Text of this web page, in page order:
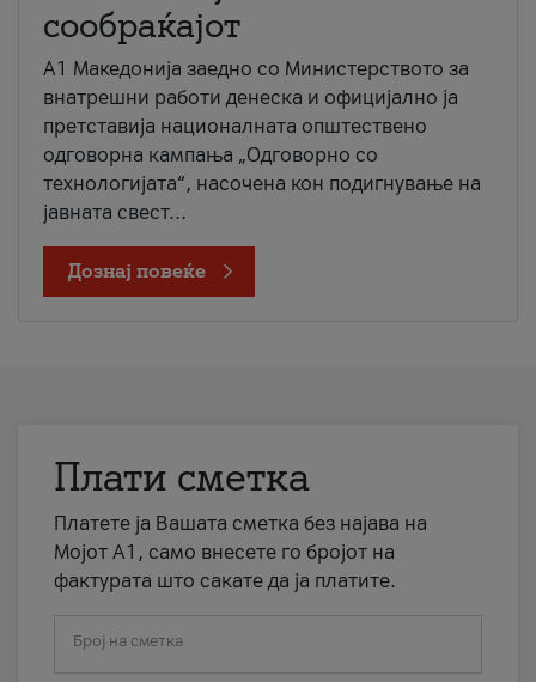
сообраќајот
A1 Македонија заедно со Министерството за
внатрешни работи денеска и официјално ја
претставија националната општествено
одговорна кампања „Одговорно со
технологијата“, насочена кон подигнување на
јавната свест...
Дознај повеќе
Плати сметка
Платете ја Вашата сметка без најава на
Мојот А1, само внесете го бројот на
фактурата што сакате да ја платите.
Број на сметка